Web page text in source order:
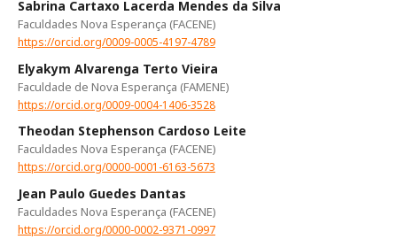
Sabrina Cartaxo Lacerda Mendes da Silva
Faculdades Nova Esperança (FACENE)
https://orcid.org/0009-0005-4197-4789
Elyakym Alvarenga Terto Vieira
Faculdade de Nova Esperança (FAMENE)
https://orcid.org/0009-0004-1406-3528
Theodan Stephenson Cardoso Leite
Faculdades Nova Esperança (FACENE)
https://orcid.org/0000-0001-6163-5673
Jean Paulo Guedes Dantas
Faculdades Nova Esperança (FACENE)
https://orcid.org/0000-0002-9371-0997